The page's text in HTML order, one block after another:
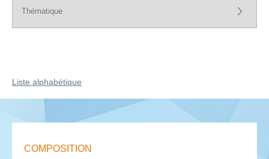
Liste alphabétique
COMPOSITION